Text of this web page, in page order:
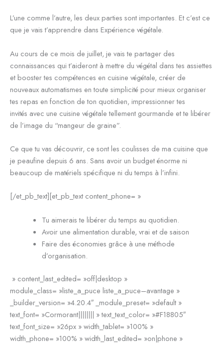
L’une comme l’autre, les deux parties sont importantes. Et c’est ce
que je vais t’apprendre dans Expérience végétale.
Au cours de ce mois de juillet, je vais te partager des
connaissances qui t’aideront à mettre du végétal dans tes assiettes
et booster tes compétences en cuisine végétale, créer de
nouveaux automatismes en toute simplicité pour mieux organiser
tes repas en fonction de ton quotidien, impressionner tes
invités avec une cuisine végétale tellement gourmande et te libérer
de l’image du “mangeur de graine”.
Ce que tu vas découvrir, ce sont les coulisses de ma cuisine que
je peaufine depuis 6 ans. Sans avoir un budget énorme ni
beaucoup de matériels spécifique ni du temps à l’infini.
[/et_pb_text][et_pb_text content_phone= »
Tu aimerais te libérer du temps au quotidien.
Avoir une alimentation durable, vrai et de saison
Faire des économies grâce à une méthode
d’organisation.
» content_last_edited= »off|desktop »
module_class= »liste_a_puce liste_a_puce–avantage »
_builder_version= »4.20.4″ _module_preset= »default »
text_font= »Cormorant|||||||| » text_text_color= »#F18805″
text_font_size= »26px » width_tablet= »100% »
width_phone= »100% » width_last_edited= »on|phone »